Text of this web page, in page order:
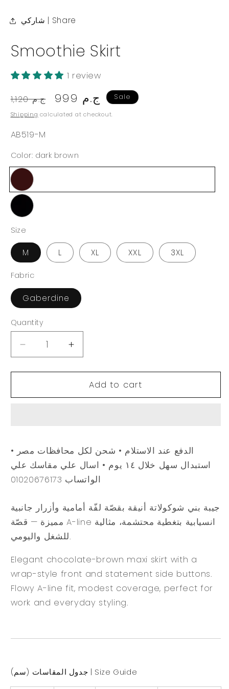
شاركي | Share
Smoothie Skirt
1 review
Regular
price
1,120 ج.م
Sale
price
999 ج.م Sale
Shipping calculated at checkout.
SKU:
AB519-M
Color: dark brown
dark
brown
Size
M L XL XXL 3XL
Fabric
Gaberdine
Quantity
Quantity
Decrease
quantity
for
Skirt
Increase
quantity
for
Smoothie
Skirt
Add to cart
الدفع عند الاستلام • شحن لكل محافظات مصر •
استبدال سهل خلال ١٤ يوم • اسال علي مقاسك علي
الواتساب 01020676173
جيبة بني شوكولاتة أنيقة بقصّة لفّة أمامية وأزرار جانبية
مميزة — قصّة A-line انسيابية بتغطية محتشمة، مثالية
للشغل واليومي.
Elegant chocolate-brown maxi skirt with a
wrap-style front and statement side buttons.
Flowy A-line fit, modest coverage, perfect for
work and everyday styling.
جدول المقاسات (سم) | Size Guide